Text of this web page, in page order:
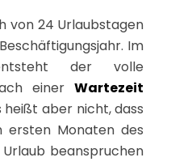
von 24 Urlaubstagen
Im
der volle
einerWartezeit
heißt aber nicht, dass
ersten Monaten des
beanspruchen